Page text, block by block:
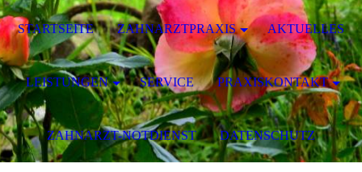
STARTSEITE ZAHNARZTPRAXIS AKTUELLES
LEISTUNGEN SERVICE PRAXISKONTAKT
ZAHNARZT-NOTDIENST DATENSCHUTZ